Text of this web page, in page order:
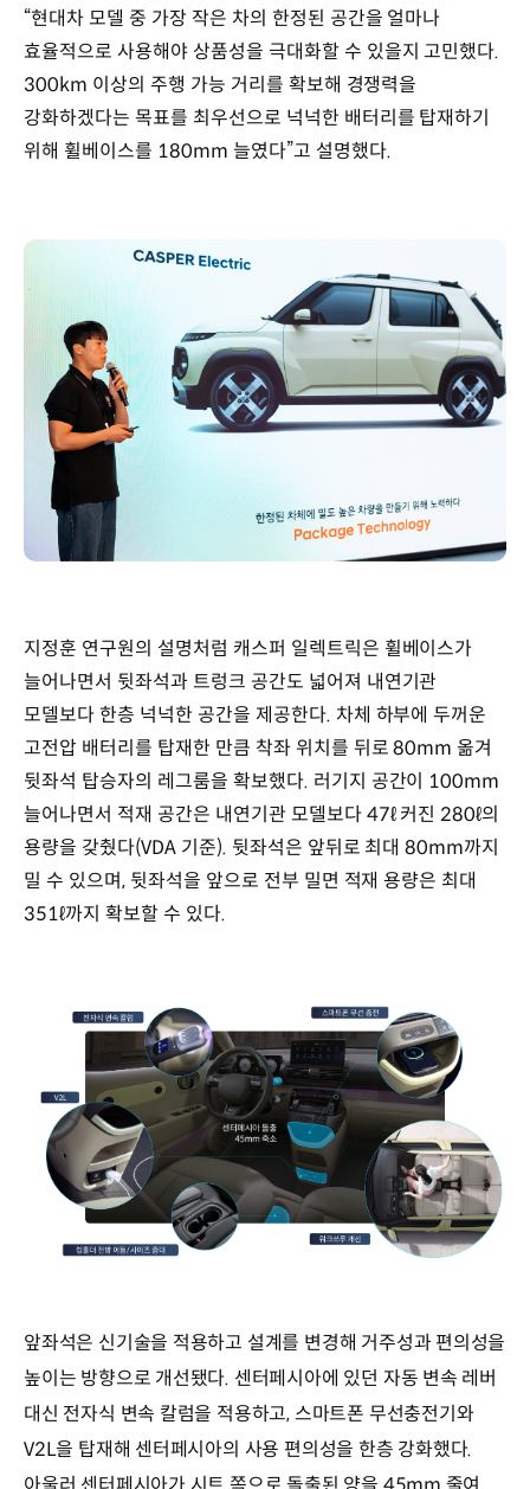
“현대차 모델 중 가장 작은 차의 한정된 공간을 얼마나
효율적으로 사용해야 상품성을 극대화할 수 있을지 고민했다.
300km 이상의 주행 가능 거리를 확보해 경쟁력을
강화하겠다는 목표를 최우선으로 넉넉한 배터리를 탑재하기
위해 휠베이스를 180mm 늘였다”고 설명했다.
지정훈 연구원의 설명처럼 캐스퍼 일렉트릭은 휠베이스가
늘어나면서 뒷좌석과 트렁크 공간도 넓어져 내연기관
모델보다 한층 넉넉한 공간을 제공한다. 차체 하부에 두꺼운
고전압 배터리를 탑재한 만큼 착좌 위치를 뒤로 80mm 옮겨
뒷좌석 탑승자의 레그룸을 확보했다. 러기지 공간이 100mm
늘어나면서 적재 공간은 내연기관 모델보다 47ℓ 커진 280ℓ의
용량을 갖췄다(VDA 기준). 뒷좌석은 앞뒤로 최대 80mm까지
밀 수 있으며, 뒷좌석을 앞으로 전부 밀면 적재 용량은 최대
351ℓ까지 확보할 수 있다.
앞좌석은 신기술을 적용하고 설계를 변경해 거주성과 편의성을
높이는 방향으로 개선됐다. 센터페시아에 있던 자동 변속 레버
대신 전자식 변속 칼럼을 적용하고, 스마트폰 무선충전기와
V2L을 탑재해 센터페시아의 사용 편의성을 한층 강화했다.